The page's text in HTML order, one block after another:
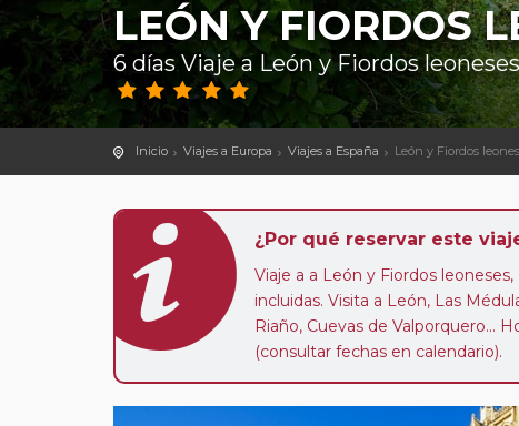
LEÓN Y FIORDOS
6 días Viaje a León y Fiordos
Inicio Viajes a Europa Viajes a España León y Fiordos
¿Por qué reservar este
Viaje a a León y Fiordos
incluidas. Visita a León, Las
Riaño, Cuevas de Valporquero...
(consultar fechas en calendario).